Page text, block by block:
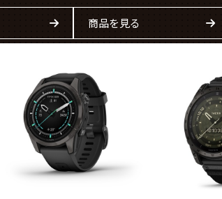
商品を見る